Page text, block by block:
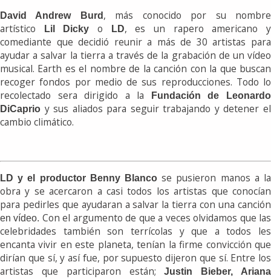
David Andrew Burd , más conocido por su nombre
artístico
Lil Dicky o LD, es un rapero americano y
comediante que decidió reunir a más de 30 artistas para
ayudar a salvar la tierra a través de la grabación de un vídeo
musical. Earth es el nombre de la canción con la que buscan
recoger fondos por medio de sus reproducciones. Todo lo
recolectado sera dirigido a la
Fundación de Leonardo
DiCaprio y sus aliados para seguir trabajando y detener el
cambio climático.
LD y el productor Benny Blanco se pusieron manos a la
obra y se acercaron a casi todos los artistas que conocían
para pedirles que ayudaran a salvar la tierra con una canción
en vídeo. Con el argumento de que a veces olvidamos que las
celebridades también son terrícolas y que a todos les
encanta vivir en este planeta, tenían la firme convicción que
dirían que sí, y así fue, por supuesto dijeron que sí. Entre los
artistas que participaron están;Justin Bieber, Ariana